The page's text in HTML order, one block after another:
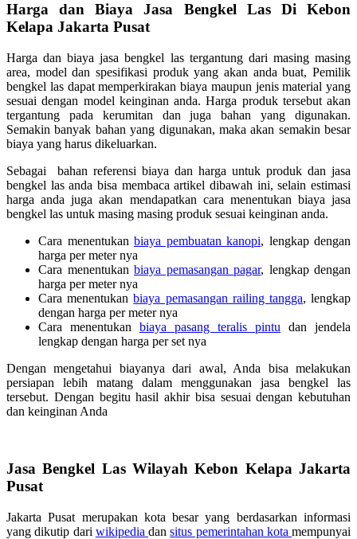
Harga dan Biaya Jasa Bengkel Las Di Kebon
Kelapa Jakarta Pusat
Harga dan biaya jasa bengkel las tergantung dari masing masing
area, model dan spesifikasi produk yang akan anda buat, Pemilik
bengkel las dapat memperkirakan biaya maupun jenis material yang
sesuai dengan model keinginan anda. Harga produk tersebut akan
tergantung pada kerumitan dan juga bahan yang digunakan.
Semakin banyak bahan yang digunakan, maka akan semakin besar
biaya yang harus dikeluarkan.
Sebagai bahan referensi biaya dan harga untuk produk dan jasa
bengkel las anda bisa membaca artikel dibawah ini, selain estimasi
harga anda juga akan mendapatkan cara menentukan biaya jasa
bengkel las untuk masing masing produk sesuai keinginan anda.
Cara menentukan biaya pembuatan kanopi, lengkap dengan
harga per meter nya
Cara menentukan biaya pemasangan pagar, lengkap dengan
harga per meter nya
Cara menentukanbiaya pemasangan railing tangga, lengkap
dengan harga per meter nya
Cara menentukan biaya pasang teralis pintu dan jendela
lengkap dengan harga per set nya
Dengan mengetahui biayanya dari awal, Anda bisa melakukan
persiapan lebih matang dalam menggunakan jasa bengkel las
tersebut. Dengan begitu hasil akhir bisa sesuai dengan kebutuhan
dan keinginan Anda
Jasa Bengkel Las Wilayah Kebon Kelapa Jakarta
Pusat
Jakarta Pusat merupakan kota besar yang berdasarkan informasi
yang dikutip dari wikipedia dansitus pemerintahan kota mempunyai